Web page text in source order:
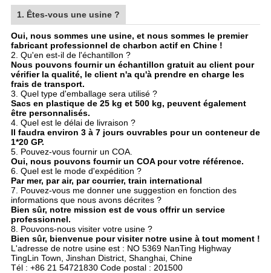
1. Êtes-vous une usine ?
Oui, nous sommes une usine, et nous sommes le premier
fabricant professionnel de charbon actif en Chine !
2. Qu'en est-il de l'échantillon ?
Nous pouvons fournir un échantillon gratuit au client pour
vérifier la qualité, le client n'a qu'à prendre en charge les
frais de transport.
3. Quel type d'emballage sera utilisé ?
Sacs en plastique de 25 kg et 500 kg, peuvent également
être personnalisés.
4. Quel est le délai de livraison ?
Il faudra environ 3 à 7 jours ouvrables pour un conteneur de
1*20 GP.
5. Pouvez-vous fournir un COA.
Oui, nous pouvons fournir un COA pour votre référence.
6. Quel est le mode d'expédition ?
Par mer, par air, par courrier, train international
7. Pouvez-vous me donner une suggestion en fonction des
informations que nous avons décrites ?
Bien sûr, notre mission est de vous offrir un service
professionnel.
8. Pouvons-nous visiter votre usine ?
Bien sûr, bienvenue pour visiter notre usine à tout moment !
L'adresse de notre usine est : NO 5369 NanTing Highway
TingLin Town, Jinshan District, Shanghai, Chine
Tél : +86 21 54721830 Code postal : 201500